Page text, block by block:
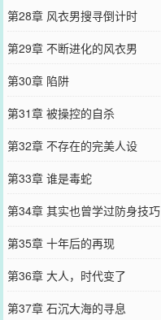
第28章 风衣男搜寻倒计时
第29章 不断进化的风衣男
第30章 陷阱
第31章 被操控的自杀
第32章 不存在的完美人设
第33章 谁是毒蛇
第34章 其实也曾学过防身技巧
第35章 十年后的再现
第36章 大人，时代变了
第37章 石沉大海的寻息